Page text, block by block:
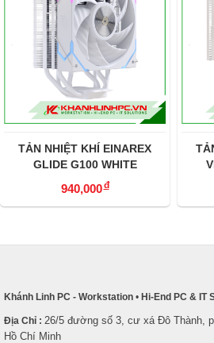
TẢN NHIỆT KHÍ EINAREX
GLIDE G100 WHITE
940,000đ
Khánh Linh PC - Workstation • Hi-End PC & IT
Địa Chỉ : 26/5 đường số 3, cư xá Đô Thành,
Hồ Chí Minh